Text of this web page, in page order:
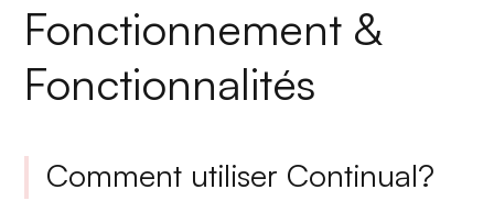
Fonctionnement &
Fonctionnalités
Comment utiliser Continual?